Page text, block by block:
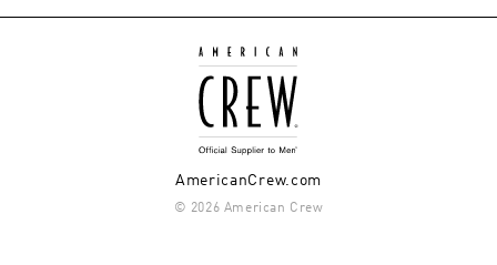
AmericanCrew.com
© 2026 American Crew